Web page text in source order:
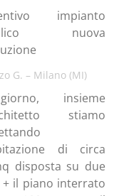
impianto
nuova
G. – Milano (MI)
insieme
stiamo
di circa
disposta su due
+ il piano interrato